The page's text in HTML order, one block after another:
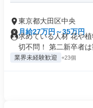
東京都大田区中央
月給27万円～35万円
求めている人材 花や
切不問！ 第二新卒者は
業界未経験歓迎 +23個